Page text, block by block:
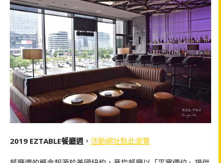
2019 EZTABLE餐廳週 ， 活動網址點此瀏覽